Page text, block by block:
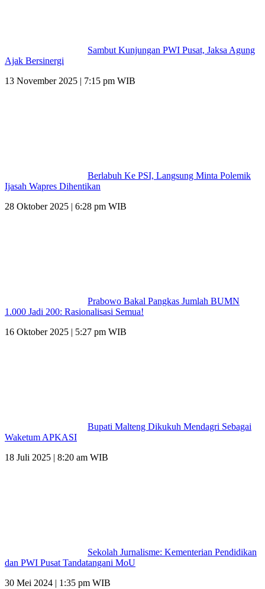
Sambut Kunjungan PWI Pusat, Jaksa Agung
Ajak Bersinergi
13 November 2025 | 7:15 pm WIB
Berlabuh Ke PSI, Langsung Minta Polemik
Ijasah Wapres Dihentikan
28 Oktober 2025 | 6:28 pm WIB
Prabowo Bakal Pangkas Jumlah BUMN
1.000 Jadi 200: Rasionalisasi Semua!
16 Oktober 2025 | 5:27 pm WIB
Bupati Malteng Dikukuh Mendagri Sebagai
Waketum APKASI
18 Juli 2025 | 8:20 am WIB
Sekolah Jurnalisme: Kementerian Pendidikan
dan PWI Pusat Tandatangani MoU
30 Mei 2024 | 1:35 pm WIB